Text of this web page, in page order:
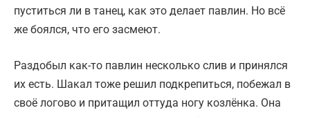
пуститься ли в танец, как это делает павлин. Но всё
же боялся, что его засмеют.
Раздобыл как-то павлин несколько слив и принялся
их есть. Шакал тоже решил подкрепиться, побежал в
своё логово и притащил оттуда ногу козлёнка. Она